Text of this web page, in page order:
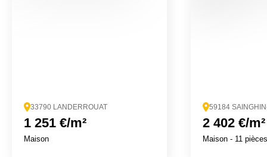
33790 LANDERROUAT
1 251 €/m²
Maison
59184
2 402 €/m²
Maison - 11 pièces